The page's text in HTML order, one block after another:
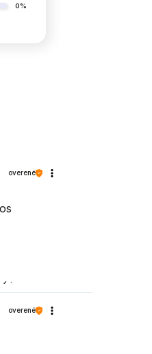
3 %
0%
je pre
overené
overené